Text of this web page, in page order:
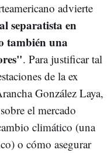
advierte
separatista en
también una
. Para justificar tal
de la ex
González Laya,
el mercado
climático (una
o cómo asegurar